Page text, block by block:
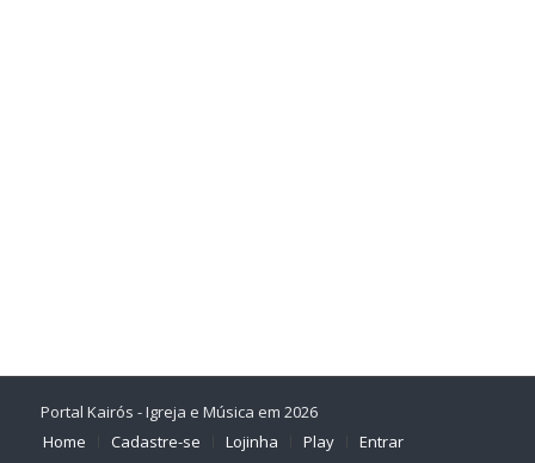
Portal Kairós - Igreja e Música em 2026
Home
Cadastre-se Lojinha Play Entrar